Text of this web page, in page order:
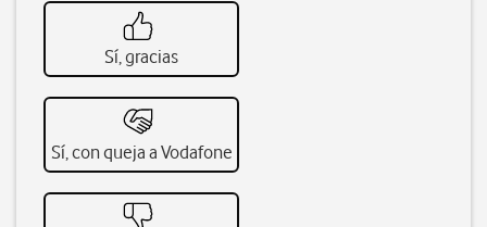
Sí, gracias
Sí, con queja a Vodafone